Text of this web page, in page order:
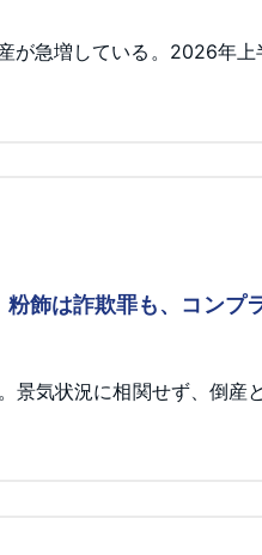
が急増している。2026年上
飾は詐欺罪も、コンプ
景気状況に相関せず、倒産